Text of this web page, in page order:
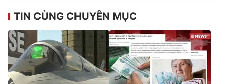
TIN CÙNG CHUYÊN MỤC